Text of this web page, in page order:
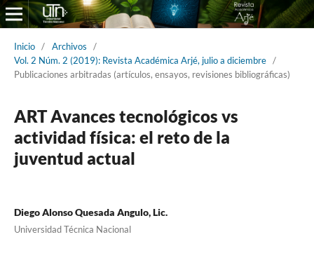
Inicio / Archivos
/
Vol. 2 Núm. 2 (2019): Revista Académica Arjé, julio a diciembre /
Publicaciones arbitradas (artículos, ensayos, revisiones bibliográficas)
ART Avances tecnológicos vs
actividad física: el reto de la
juventud actual
Diego Alonso Quesada Angulo, Lic.
Universidad Técnica Nacional